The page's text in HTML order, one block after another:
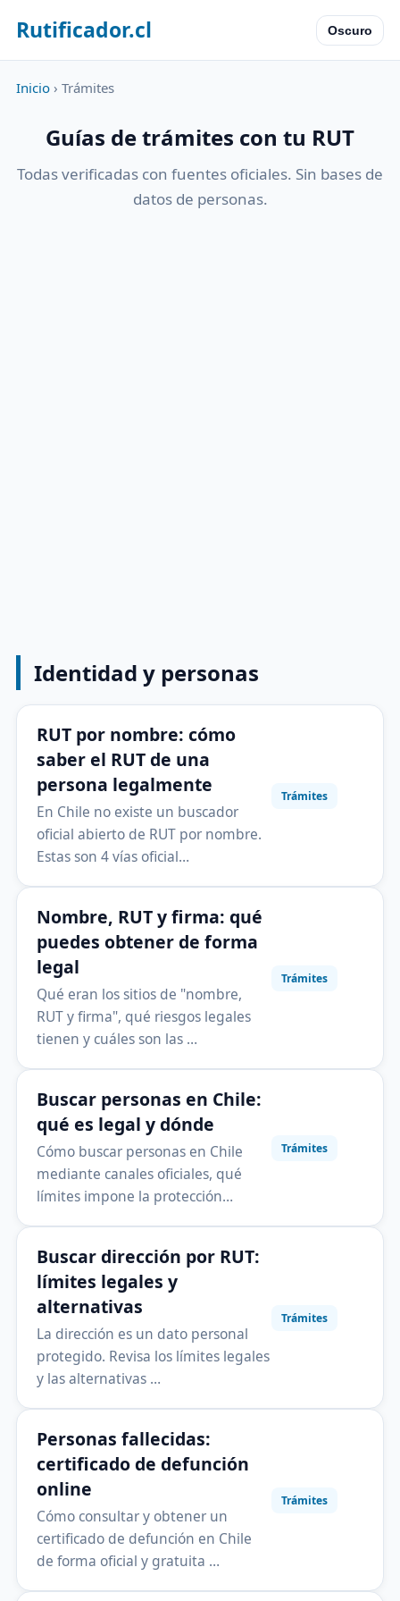
Rutificador.cl Oscuro
Inicio › Trámites
Guías de trámites con tu RUT
Todas verificadas con fuentes oficiales. Sin bases de
datos de personas.
Identidad y personas
RUT por nombre: cómo
saber el RUT de una
persona legalmente
En Chile no existe un buscador
oficial abierto de RUT por nombre.
Estas son 4 vías oficial…
Trámites
Nombre, RUT y firma: qué
puedes obtener de forma
legal
Qué eran los sitios de "nombre,
RUT y firma", qué riesgos legales
tienen y cuáles son las …
Trámites
Buscar personas en Chile:
qué es legal y dónde
Cómo buscar personas en Chile
mediante canales oficiales, qué
límites impone la protección…
Trámites
Buscar dirección por RUT:
límites legales y
alternativas
La dirección es un dato personal
protegido. Revisa los límites legales
y las alternativas …
Trámites
Personas fallecidas:
certificado de defunción
online
Cómo consultar y obtener un
certificado de defunción en Chile
de forma oficial y gratuita …
Trámites